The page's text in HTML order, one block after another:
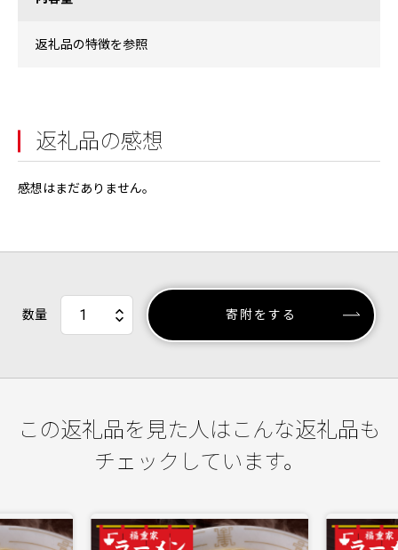
返礼品の特徴を参照
返礼品の感想
感想はまだありません。
数量 寄附をする
この返礼品を見た人はこんな返礼品も
チェックしています。